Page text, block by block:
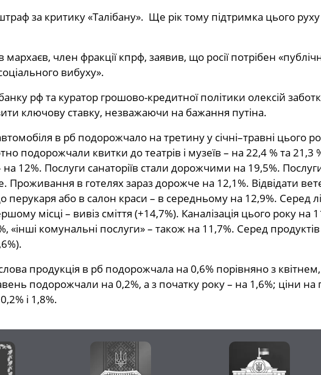
за критику «Талібану». Ще рік тому підтримка цього
мархаєв, член фракції кпрф, заявив, що росії потрібен
вибуху».
рф та куратор грошово-кредитної політики олексій
ключову ставку, незважаючи на бажання путіна.
в рб подорожчало на третину у січні–травні цього
подорожчали квитки до театрів і музеїв – на 22,4 % та
на 12%. Послуги санаторіїв стали дорожчими на 19,5%.
Проживання в готелях зараз дорожче на 12,1%. Відвідати
перукаря або в салон краси – в середньому на 12,9%. Серед
місці – вивіз сміття (+14,7%). Каналізація цього року
«інші комунальні послуги» – також на 11,7%. Серед
продукція в рб подорожчала на 0,6% порівняно з
подорожчали на 0,2%, а з початку року – на 1,6%; ціни на
і 1,8%.